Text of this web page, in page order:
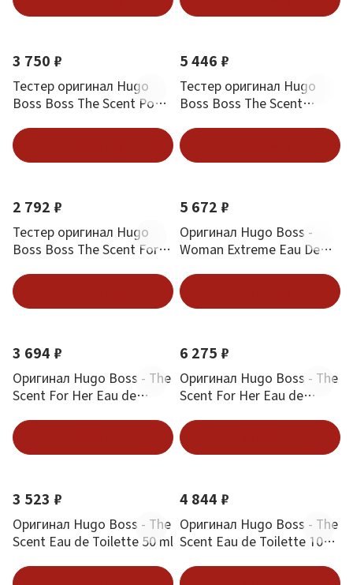
3 750 ₽
Тестер оригинал Hugo
Boss Boss The Scent Pour
5 446 ₽
Тестер оригинал Hugo
Boss Boss The Scent
2 792 ₽
Тестер оригинал Hugo
Boss Boss The Scent For
5 672 ₽
Оригинал Hugo Boss -
Woman Extreme Eau De
3 694 ₽
Оригинал Hugo Boss - The
Scent For Her Eau de
6 275 ₽
Оригинал Hugo Boss - The
Scent For Her Eau de
3 523 ₽
Оригинал Hugo Boss - The
Scent Eau de Toilette 50 ml
4 844 ₽
Оригинал Hugo Boss - The
Scent Eau de Toilette 100